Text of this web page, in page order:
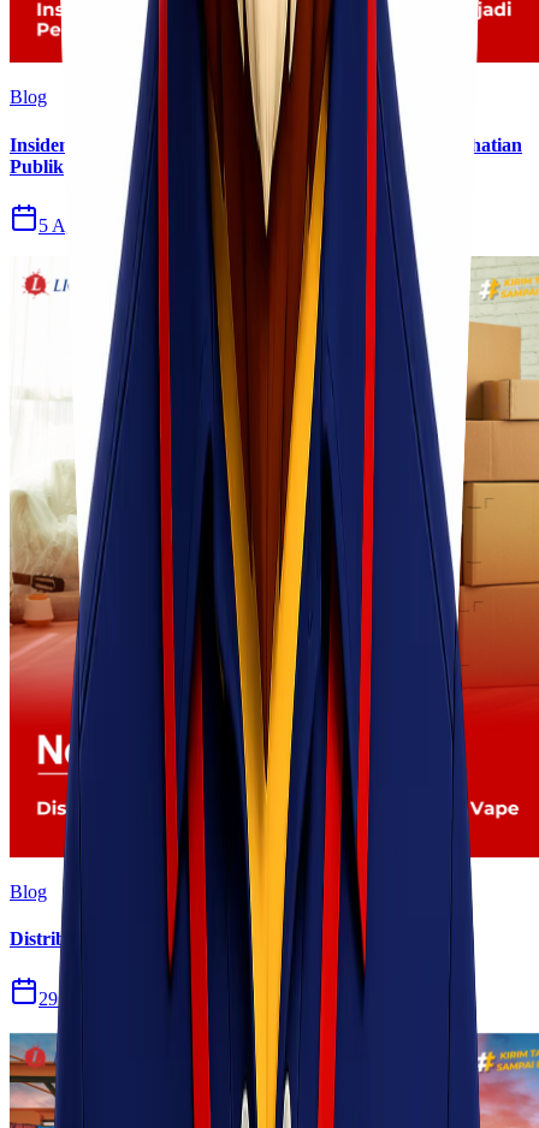
Blog
Insiden Kebakaran KM Mutiara Sentosa II Menjadi Perhatian
Publik
5 Agu 2026
Blog
Distribusi Pengiriman Rokok Elektronik atau Vape
29 Jul 2026